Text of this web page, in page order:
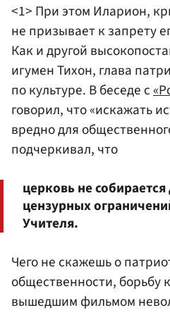
<1> При этом Иларион,
не призывает к запрету
Как и другой
игумен Тихон, глава
по культуре. В беседе с
говорил, что «искажать
вредно для
подчеркивал, что
церковь не
цензурных
Учителя.
Чего не скажешь о
общественности, борьбу
вышедшим фильмом